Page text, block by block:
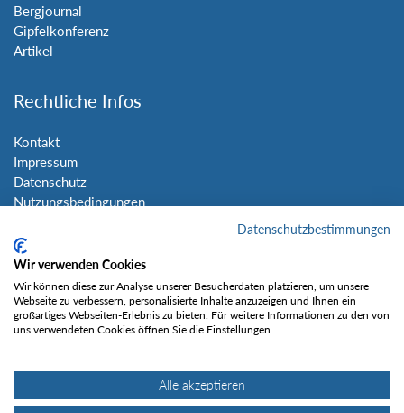
Bergjournal
Gipfelkonferenz
Artikel
Rechtliche Infos
Kontakt
Impressum
Datenschutz
Nutzungsbedingungen
Social Media
Gefällt mir
Datenschutzbestimmungen
Wir verwenden Cookies
Wir können diese zur Analyse unserer Besucherdaten platzieren, um unsere
Webseite zu verbessern, personalisierte Inhalte anzuzeigen und Ihnen ein
großartiges Webseiten-Erlebnis zu bieten. Für weitere Informationen zu den von
uns verwendeten Cookies öffnen Sie die Einstellungen.
Alle akzeptieren